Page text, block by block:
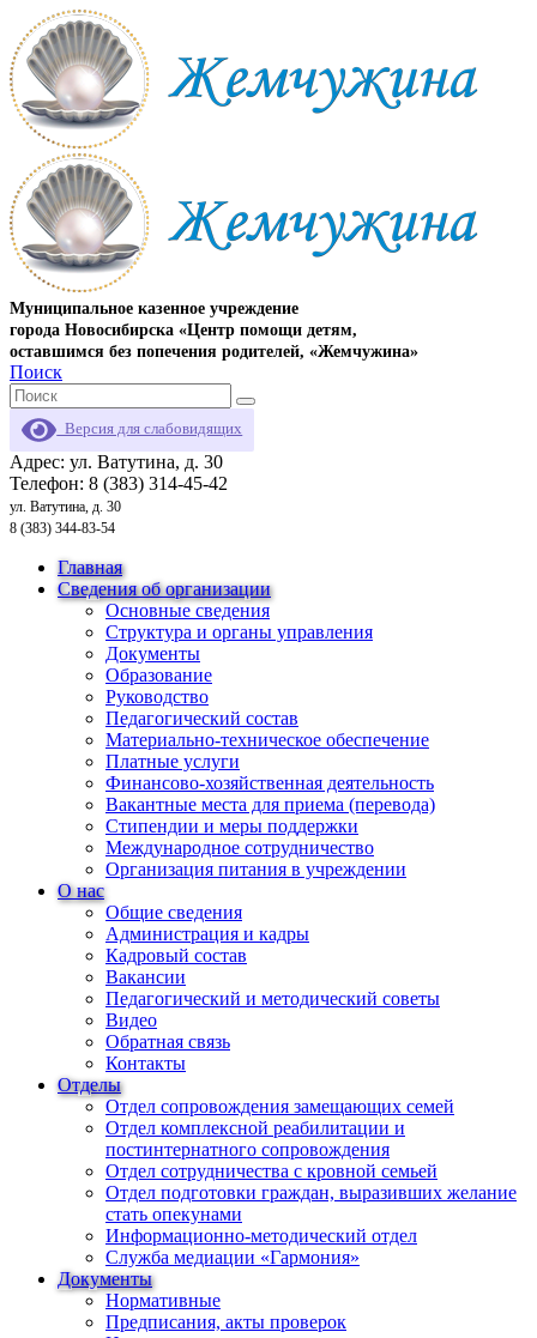
Муниципальное казенное учреждение
города Новосибирска «Центр помощи детям,
оставшимся без попечения родителей, «Жемчужина»
Поиск
Версия для слабовидящих
Адрес: ул. Ватутина, д. 30
Телефон: 8 (383) 314-45-42
ул. Ватутина, д. 30
8 (383) 344-83-54
Главная
Сведения об организации
Основные сведения
Структура и органы управления
Документы
Образование
Руководство
Педагогический состав
Материально-техническое обеспечение
Платные услуги
Финансово-хозяйственная деятельность
Вакантные места для приема (перевода)
Стипендии и меры поддержки
Международное сотрудничество
Организация питания в учреждении
О нас
Общие сведения
Администрация и кадры
Кадровый состав
Вакансии
Педагогический и методический советы
Видео
Обратная связь
Контакты
Отделы
Отдел сопровождения замещающих семей
Отдел комплексной реабилитации и
постинтернатного сопровождения
Отдел сотрудничества с кровной семьей
Отдел подготовки граждан, выразивших желание
стать опекунами
Информационно-методический отдел
Служба медиации «Гармония»
Документы
Нормативные
Предписания, акты проверок